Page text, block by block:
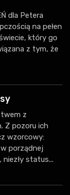
dla Petera
na pełen
który go
z tym, że
z
Z pozoru ich
wzorcowy:
porządnej
niezły status...